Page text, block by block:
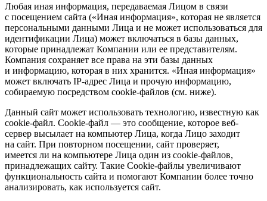
Любая иная информация, передаваемая Лицом в связи
с посещением сайта («Иная информация», которая не является
персональными данными Лица и не может использоваться для
идентификации Лица) может включаться в базы данных,
которые принадлежат Компании или ее представителям.
Компания сохраняет все права на эти базы данных
и информацию, которая в них хранится. «Иная информация»
может включать IP-адрес Лица и прочую информацию,
собираемую посредством cookie-файлов (см. ниже).
Данный сайт может использовать технологию, известную как
cookie-файл. Сookie-файл — это сообщение, которое веб-
сервер высылает на компьютер Лица, когда Лицо заходит
на сайт. При повторном посещении, сайт проверяет,
имеется ли на компьютере Лица один из сookie-файлов,
принадлежащих сайту. Такие Cookie-файлы увеличивают
функциональность сайта и помогают Компании более точно
анализировать, как используется сайт.